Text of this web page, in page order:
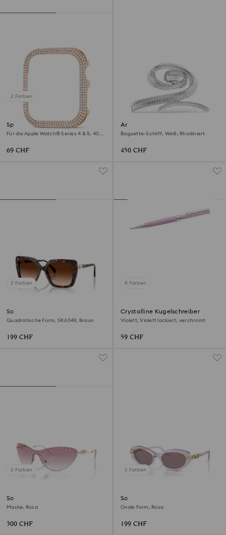
2 Farben
Sparkling Gehäuserahmen
Für die Apple Watch® Series 4 & 5, 40
69 CHF
Ariana Grande x Swarovski
Haarclip
Baguette-Schliff, Weiß, Rhodiniert
450 CHF
2 Farben
Sonnenbrille
Quadratische Form, SK6049, Braun
199 CHF
8 Farben
Crystalline Kugelschreiber
Violett, Violett lackiert, verchromt
59 CHF
2 Farben
Sonnenbrille
Maske, Rosa
300 CHF
2 Farben
Sonnenbrille
Ovale Form, Rosa
199 CHF